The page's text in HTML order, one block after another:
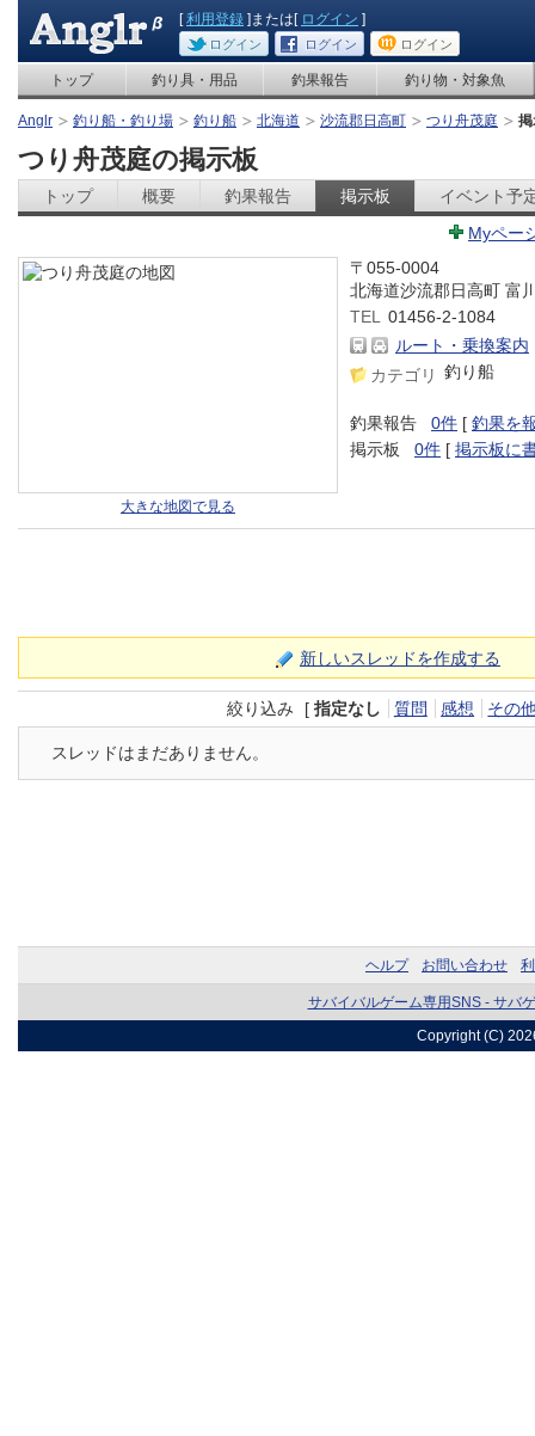
[利用登録 ]または[ ログイン ]
ログイン ログイン ログイン
トップ 釣り具・用品 釣果報告 釣り物・対象魚
Anglr 釣り船・釣り場 釣り船 北海道 沙流郡日高町 つり舟茂庭
つり舟茂庭の掲示板
トップ 概要 釣果報告 掲示板
イベント予
Myペー
大きな地図で見る
〒055-0004
北海道沙流郡日高町 富
TEL
01456-2-1084
ルート・乗換案内
カテゴリ 釣り船
釣果報告 0件 [ 釣果を
掲示板
0件 [ 掲示板に
新しいスレッドを作成する
絞り込み [ 指定なし 質問 感想 その
スレッドはまだありません。
ヘルプ お問い合わせ
サバイバルゲーム専用SNS - サバ
Copyright (C)